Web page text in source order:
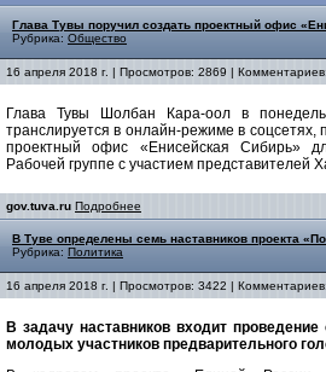
Глава Тувы поручил создать проектный офис
Рубрика: Общество
16 апреля 2018 г. | Просмотров: 2869 |
Глава Тувы Шолбан Кара-оол в
транслируется в онлайн-режиме в соцсетях,
проектный офис «Енисейская Сибирь»
Рабочей группе с участием представителей
gov.tuva.ru Подробнее
В Туве определены семь наставников проекта
Рубрика: Политика
16 апреля 2018 г. | Просмотров: 3422 |
В задачу наставников входит проведение
молодых участников предварительного